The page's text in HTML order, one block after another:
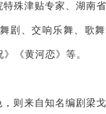
殊津贴专家、湖南
剧、交响乐舞、歌
《黄河恋》等。
，则来自知名编剧梁